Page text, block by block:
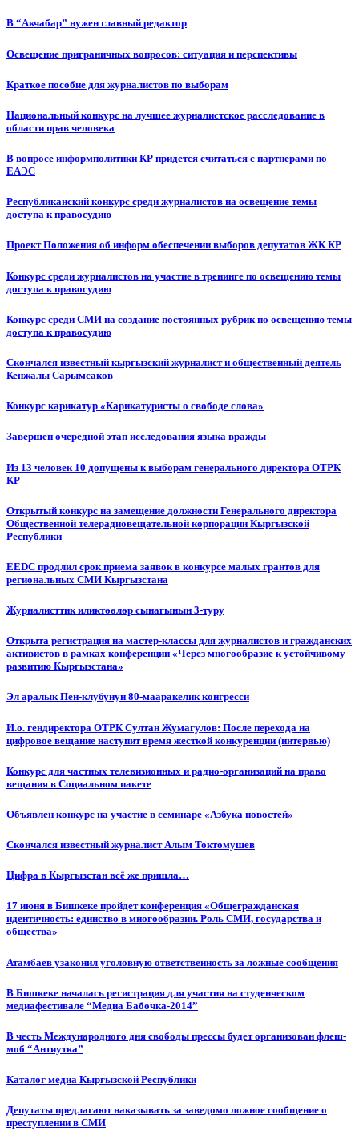
В “Акчабар” нужен главный редактор
Освещение приграничных вопросов: ситуация и перспективы
Краткое пособие для журналистов по выборам
Национальный конкурс на лучшее журналистское расследование в
области прав человека
В вопросе информполитики КР придется считаться с партнерами по
ЕАЭС
Республиканский конкурс среди журналистов на освещение темы
доступа к правосудию
Проект Положения об информ обеспечении выборов депутатов ЖК КР
Конкурс среди журналистов на участие в тренинге по освещению темы
доступа к правосудию
Конкурс среди СМИ на создание постоянных рубрик по освещению темы
доступа к правосудию
Скончался известный кыргызский журналист и общественный деятель
Кенжалы Сарымсаков
Конкурс карикатур «Карикатуристы о свободе слова»
Завершен очередной этап исследования языка вражды
Из 13 человек 10 допущены к выборам генерального директора ОТРК
КР
Открытый конкурс на замещение должности Генерального директора
Общественной телерадиовещательной корпорации Кыргызской
Республики
EEDC продлил срок приема заявок в конкурсе малых грантов для
региональных СМИ Кыргызстана
Журналисттик иликтөөлөр сынагынын 3-туру
Открыта регистрация на мастер-классы для журналистов и гражданских
активистов в рамках конференции «Через многообразие к устойчивому
развитию Кыргызстана»
Эл аралык Пен-клубунун 80-мааракелик конгресси
И.о. гендиректора ОТРК Султан Жумагулов: После перехода на
цифровое вещание наступит время жесткой конкуренции (интервью)
Конкурс для частных телевизионных и радио-организаций на право
вещания в Социальном пакете
Объявлен конкурс на участие в семинаре «Азбука новостей»
Cкончался известный журналист Алым Токтомушев
Цифра в Кыргызстан всё же пришла…
17 июня в Бишкеке пройдет конференция «Общегражданская
идентичность: единство в многообразии. Роль СМИ, государства и
общества»
Атамбаев узаконил уголовную ответственность за ложные сообщения
В Бишкеке началась регистрация для участия на студенческом
медиафестивале “Медиа Бабочка-2014”
В честь Международного дня свободы прессы будет организован флеш-
моб “Антиутка”
Каталог медиа Кыргызской Республики
Депутаты предлагают наказывать за заведомо ложное сообщение о
преступлении в СМИ